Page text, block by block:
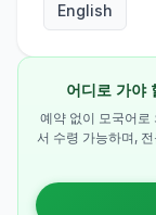
English
어디로 가야
예약 없이 모국어로
서 수령 가능하며,